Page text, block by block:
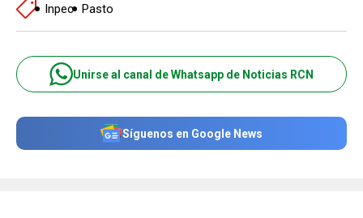
Inpec Pasto
Unirse al canal de Whatsapp de Noticias RCN
Síguenos en Google News